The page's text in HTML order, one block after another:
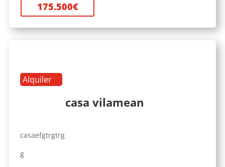
175.500€
Alquiler
casa vilamean
casaefgtrgtrg
g